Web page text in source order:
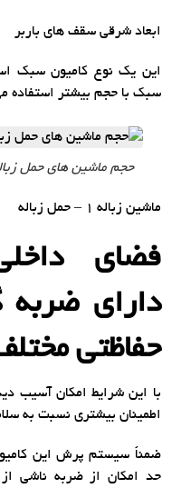
ابعاد شرقی سقف های باربر
این یک نوع کامیون سبک
سبک با حجم بیشتر استفاده
حجم ماشین های حمل
ماشین زباله 1 – حمل زباله
فضای
دارای ضربه
حفاظتی
با این شرایط امکان آسیب
اطمینان بیشتری نسبت به
ضمناً سیستم پرش این
حد امکان از ضربه ناشی